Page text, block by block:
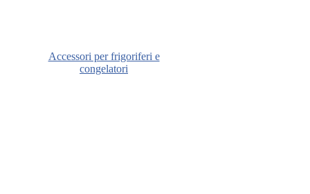
Accessori per frigoriferi e
congelatori